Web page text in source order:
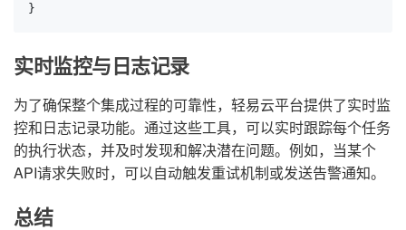
}
实时监控与日志记录
为了确保整个集成过程的可靠性，轻易云平台提供了实时监
控和日志记录功能。通过这些工具，可以实时跟踪每个任务
的执行状态，并及时发现和解决潜在问题。例如，当某个
API请求失败时，可以自动触发重试机制或发送告警通知。
总结